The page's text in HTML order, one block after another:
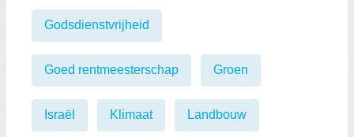
Godsdienstvrijheid
Goed rentmeesterschap Groen
Israël Klimaat Landbouw